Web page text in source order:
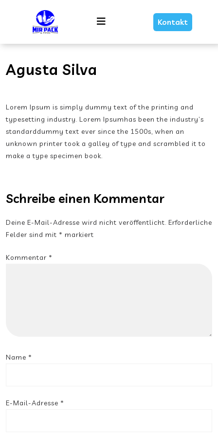
Menu Kontakt
Agusta Silva
Lorem Ipsum is simply dummy text of the printing and
typesetting industry. Lorem Ipsumhas been the industry’s
standarddummy text ever since the 1500s, when an
unknown printer took a galley of type and scrambled it to
make a type specimen book.
Schreibe einen Kommentar
Deine E-Mail-Adresse wird nicht veröffentlicht. Erforderliche
Felder sind mit * markiert
Kommentar *
Name *
E-Mail-Adresse *